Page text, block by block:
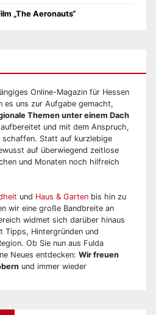
„The Aeronauts“
Online-Magazin für Hessen
es uns zur Aufgabe gemacht,
Themen unter einem Dach
und mit dem Anspruch,
schaffen. Statt auf kurzlebige
auf überwiegend zeitlose
und Monaten noch hilfreich
und Haus & Garten bis hin zu
wir eine große Bandbreite an
widmet sich darüber hinaus
Tipps, Hintergründen und
Ob Sie nun aus Fulda
Neues entdecken: Wir freuen
und immer wieder